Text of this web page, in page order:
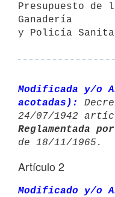
Presupuesto de
Ganadería
y Policía
Modificada y/o
acotadas):
24/07/1942
Reglamentada
Artículo 2
Modificado y/o